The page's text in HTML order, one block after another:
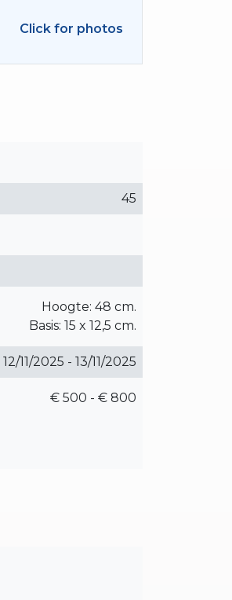
Click for photos
45
Hoogte: 48 cm.
Basis: 15 x 12,5 cm.
12/11/2025 - 13/11/2025
€ 500 - € 800